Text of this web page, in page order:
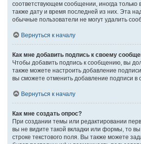
соответствующем сообщении, иногда только
также дату и время последней из них. Эта
обычные пользователи не могут удалить
Вернуться к началу
Как мне добавить подпись к своему
Чтобы добавить подпись к сообщению, вы
также можете настроить добавление
вы сможете отменить добавление подписи
Вернуться к началу
Как мне создать опрос?
При создании темы или редактировании
вы не видите такой вкладки или формы, то
строке текстового поля. Вы также можете